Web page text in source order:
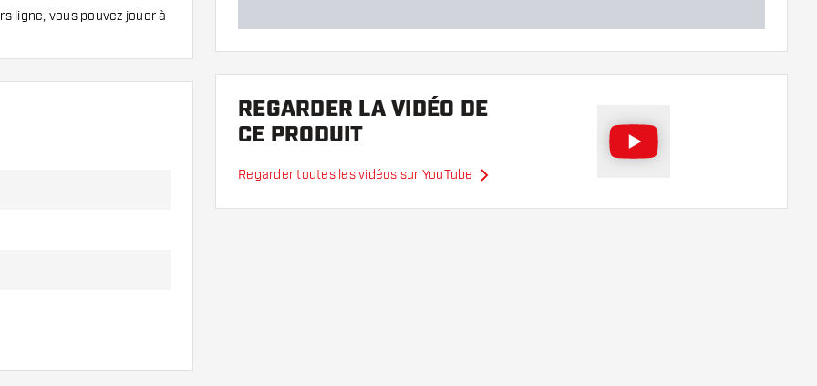
ligne, vous pouvez jouer à
se connecter avec
ou plus récent.
: MeMo Pad7
REGARDER LA VIDÉO DE
CE PRODUIT
Regarder toutes les vidéos sur YouTube